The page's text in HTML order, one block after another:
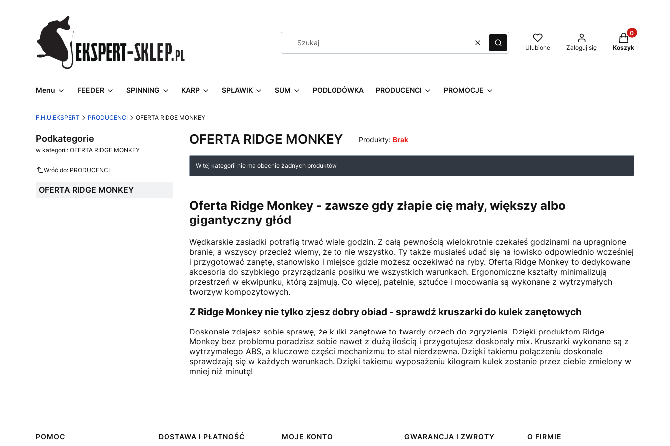
WyczyśćSzukaj Ulubione Zaloguj się
Produkty w
Koszyk
Menu FEEDER SPINNING KARP SPŁAWIK SUM PODLODÓWKA PRODUCENCI PROMOCJE
F.H.U.EKSPERT PRODUCENCI OFERTA RIDGE MONKEY
Podkategorie
w kategorii: OFERTA RIDGE MONKEY
Wróć do: PRODUCENCI
OFERTA RIDGE MONKEY
OFERTA RIDGE MONKEY Produkty: Brak
Lista produktów
W tej kategorii nie ma obecnie żadnych produktów
Oferta Ridge Monkey - zawsze gdy złapie cię mały, większy albo
gigantyczny głód
Wędkarskie zasiadki potrafią trwać wiele godzin. Z całą pewnością wielokrotnie czekałeś godzinami na upragnione
branie, a wszyscy przecież wiemy, że to nie wszystko. Ty także musiałeś udać się na łowisko odpowiednio wcześniej
i przygotować zanętę, stanowisko i miejsce gdzie możesz oczekiwać na ryby. Oferta Ridge Monkey to dedykowane
akcesoria do szybkiego przyrządzania posiłku we wszystkich warunkach. Ergonomiczne kształty minimalizują
przestrzeń w ekwipunku, którą zajmują. Co więcej, patelnie, sztućce i mocowania są wykonane z wytrzymałych
tworzyw kompozytowych.
Z Ridge Monkey nie tylko zjesz dobry obiad - sprawdź kruszarki do kulek zanętowych
Doskonale zdajesz sobie sprawę, że kulki zanętowe to twardy orzech do zgryzienia. Dzięki produktom Ridge
Monkey bez problemu poradzisz sobie nawet z dużą ilością i przygotujesz doskonały mix. Kruszarki wykonane są z
wytrzymałego ABS, a kluczowe części mechanizmu to stal nierdzewna. Dzięki takiemu połączeniu doskonale
sprawdzają się w każdych warunkach. Dzięki takiemu wyposażeniu kilogram kulek zostanie przez ciebie zmielony w
mniej niż minutę!
Linki w stopce
POMOC DOSTAWA I PŁATNOŚĆ MOJE KONTO GWARANCJA I ZWROTY O FIRMIE